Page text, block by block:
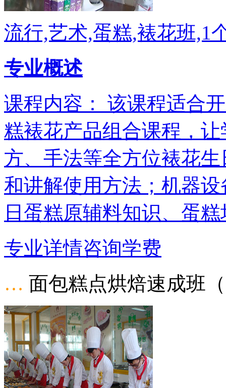
流行,艺术,蛋糕,裱花班,1
专业概述
课程内容： 该课程适合
糕裱花产品组合课程，
方、手法等全方位裱花
和讲解使用方法；机器
日蛋糕原辅料知识、蛋
专业详情咨询学费
… 面包糕点烘焙速成班